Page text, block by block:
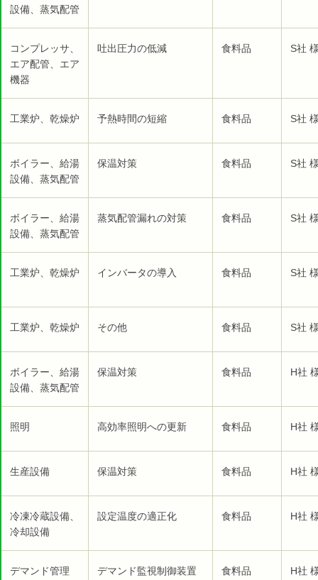
設備、蒸気配管
コンプレッサ、
エア配管、エア
機器
吐出圧力の低減 食料品 S社
工業炉、乾燥炉 予熱時間の短縮 食料品 S社
ボイラー、給湯
設備、蒸気配管
保温対策 食料品 S社
ボイラー、給湯
設備、蒸気配管
蒸気配管漏れの対策 食料品 S社
工業炉、乾燥炉 インバータの導入 食料品 S社
工業炉、乾燥炉 その他 食料品 S社
ボイラー、給湯
設備、蒸気配管
保温対策 食料品 H社
照明 高効率照明への更新 食料品 H社
生産設備 保温対策 食料品 H社
冷凍冷蔵設備、
冷却設備
設定温度の適正化 食料品 H社
デマンド管理
デマンド監視制御装置
食料品 H社